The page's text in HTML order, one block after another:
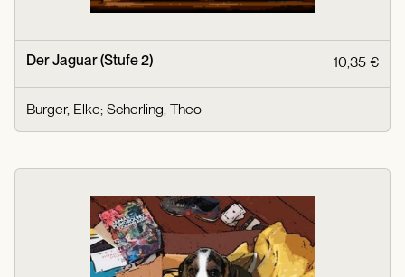
Der Jaguar (Stufe 2) 10,35 €
Burger, Elke; Scherling, Theo